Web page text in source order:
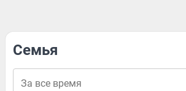
Семья